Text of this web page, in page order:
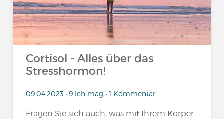
Cortisol - Alles über das
Stresshormon!
09.04.2023 • 9 Ich mag • 1 Kommentar
Fragen Sie sich auch, was mit Ihrem Körper